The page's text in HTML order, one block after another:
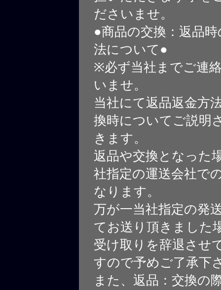
ださいませ。
●商品の交換：返品
法について●
※必ず当社までご連
いませ。
当社にて返品返金方
換時についてご説明
きます。
返品や交換となった
社指定の運送会社で
なります。
万が一当社指定の発
てお送り頂きました
受け取りを辞退させ
すので予めご了承下
また、返品：交換の